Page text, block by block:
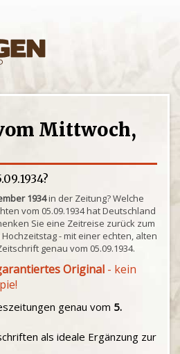
Mittwoch,
1934in der Zeitung? Welche
vom 05.09.1934 hat Deutschland
Sie eine Zeitreise zurück zum
- mit einer echten, alten
genau vom 05.09.1934.
Original - kein
genau vom 5.
als ideale Ergänzung zur